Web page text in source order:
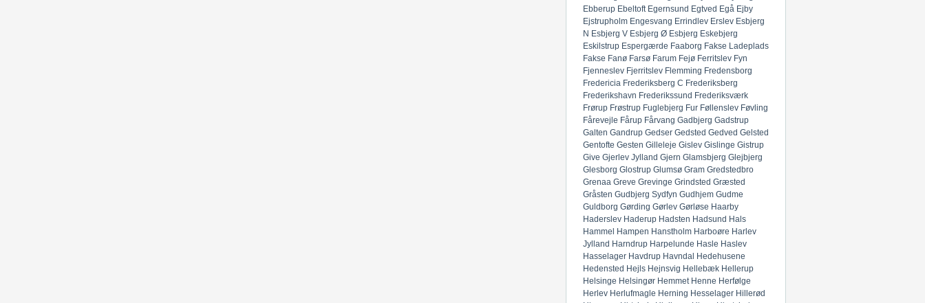
Ebberup Ebeltoft Egernsund Egtved Egå Ejby
Ejstrupholm Engesvang Errindlev Erslev Esbjerg
N Esbjerg V Esbjerg Ø Esbjerg Eskebjerg
Eskilstrup Espergærde Faaborg Fakse Ladeplads
Fakse Fanø Farsø Farum Fejø Ferritslev Fyn
Fjenneslev Fjerritslev Flemming Fredensborg
Fredericia Frederiksberg C Frederiksberg
Frederikshavn Frederikssund Frederiksværk
Frørup Frøstrup Fuglebjerg Fur Føllenslev Føvling
Fårevejle Fårup Fårvang Gadbjerg Gadstrup
Galten Gandrup Gedser Gedsted Gedved Gelsted
Gentofte Gesten Gilleleje Gislev Gislinge Gistrup
Give Gjerlev Jylland Gjern Glamsbjerg Glejbjerg
Glesborg Glostrup Glumsø Gram Gredstedbro
Grenaa Greve Grevinge Grindsted Græsted
Gråsten Gudbjerg Sydfyn Gudhjem Gudme
Guldborg Gørding Gørlev Gørløse Haarby
Haderslev Haderup Hadsten Hadsund Hals
Hammel
Hampen Hanstholm Harboøre Harlev
Jylland Harndrup Harpelunde Hasle Haslev
Hasselager Havdrup Havndal Hedehusene
Hedensted Hejls Hejnsvig Hellebæk Hellerup
Helsinge Helsingør Hemmet Henne Herfølge
Herlev Herlufmagle Herning Hesselager Hillerød